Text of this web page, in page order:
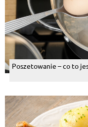
Poszetowanie – co to